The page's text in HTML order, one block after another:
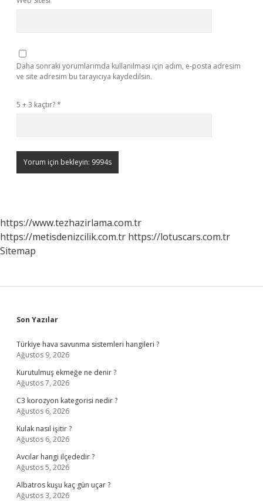
Daha sonraki yorumlarımda kullanılması için adım, e-posta adresim
ve site adresim bu tarayıcıya kaydedilsin.
5 + 3 kaçtır?*
https://www.tezhazirlama.com.tr
https://metisdenizcilik.com.tr https://lotuscars.com.tr
Sitemap
Sidebar
Son Yazılar
Türkiye hava savunma sistemleri hangileri ?
Ağustos 9, 2026
Kurutulmuş ekmeğe ne denir ?
Ağustos 7, 2026
C3 korozyon kategorisi nedir ?
Ağustos 6, 2026
Kulak nasıl işitir ?
Ağustos 6, 2026
Avcılar hangi ilçededir ?
Ağustos 5, 2026
Albatros kuşu kaç gün uçar ?
Ağustos 3, 2026